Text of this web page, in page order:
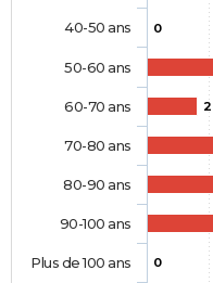
0
2
0
40-50 ans
50-60 ans
60-70 ans
70-80 ans
80-90 ans
90-100 ans
Plus de 100 ans